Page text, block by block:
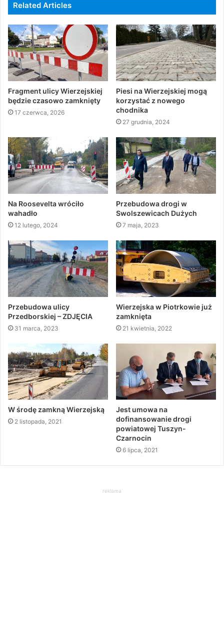
Related Articles
Fragment ulicy Wierzejskiej
będzie czasowo zamknięty
17 czerwca, 2026
Piesi na Wierzejskiej mogą
korzystać z nowego
chodnika
27 grudnia, 2024
Na Roosevelta wróciło
wahadło
12 lutego, 2024
Przebudowa drogi w
Swolszewicach Dużych
7 maja, 2023
Przebudowa ulicy
Przedborskiej – ZDJĘCIA
31 marca, 2023
Wierzejska w Piotrkowie już
zamknięta
21 kwietnia, 2022
W środę zamkną Wierzejską
2 listopada, 2021
Jest umowa na
dofinansowanie drogi
powiatowej Tuszyn-
Czarnocin
6 lipca, 2021
reklama